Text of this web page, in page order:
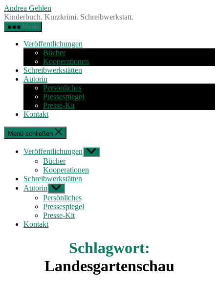
Zum
Inhalt
springen
Andrea Gehlen
Kinderbuch. Kurzkrimi. Schreibwerkstatt.
Menü
Veröffentlichungen
Bücher
Kooperationen
Schreibwerkstätten
Autorin
Persönliches
Pressespiegel
Presse-Kit
Kontakt
Menü schließen
Veröffentlichungen Untermenü
anzeigen
Bücher
Kooperationen
Schreibwerkstätten
Autorin Untermenü
anzeigen
Persönliches
Pressespiegel
Presse-Kit
Kontakt
Schlagwort:
Landesgartenschau